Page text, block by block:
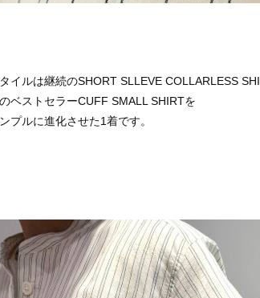
イルは継続のSHORT SLLEVE COLLARLESS
ベストセラーCUFF SMALL SHIRTを
プルに進化させた1着です。